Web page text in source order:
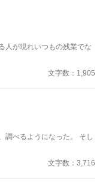
。」
の存在を知っ
人が現れいつもの残業でな
文字数：1,905
調べるようになった。 そし
文字数：3,716